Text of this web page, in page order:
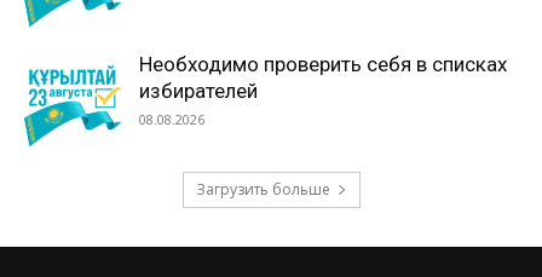
Необходимо проверить себя в списках
избирателей
08.08.2026
Загрузить больше